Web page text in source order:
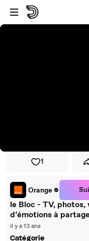
Passer au player
Passer au contenu
1
Orange
le Bloc - TV,
d’émotions à
il y a 13 ans
Catégorie